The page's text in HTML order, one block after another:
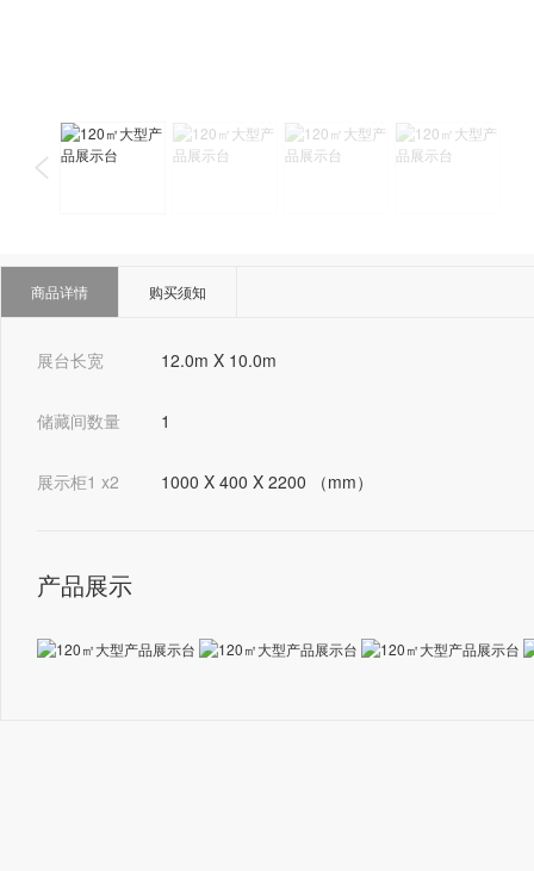
商品详情 购买须知
展台长宽 12.0m X 10.0m
储藏间数量 1
展示柜1 x2 1000 X 400 X 2200 （mm）
产品展示